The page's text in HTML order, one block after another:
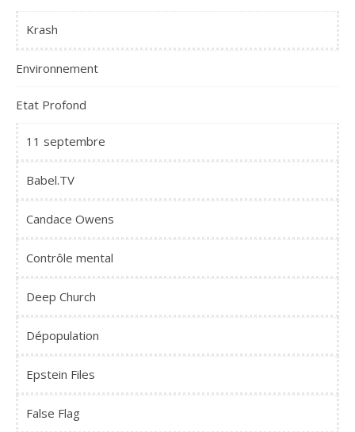
Krash
Environnement
Etat Profond
11 septembre
Babel.TV
Candace Owens
Contrôle mental
Deep Church
Dépopulation
Epstein Files
False Flag